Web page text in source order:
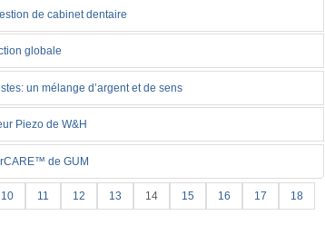
de cabinet dentaire
globale
un mélange d’argent et de sens
Piezo de W&H
de GUM
10 11 12 13 14 15 16 17 18